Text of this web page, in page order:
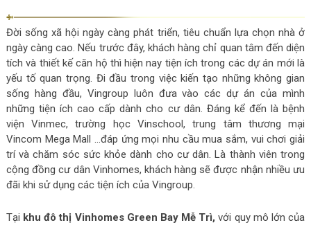
Đời sống xã hội ngày càng phát triển, tiêu chuẩn lựa chọn nhà ở
ngày càng cao. Nếu trước đây, khách hàng chỉ quan tâm đến diện
tích và thiết kế căn hộ thì hiện nay tiện ích trong các dự án mới là
yếu tố quan trọng. Đi đầu trong việc kiến tạo những không gian
sống hàng đầu, Vingroup luôn đưa vào các dự án của mình
những tiện ích cao cấp dành cho cư dân. Đáng kể đến là bệnh
viện Vinmec, trường học Vinschool, trung tâm thương mại
Vincom Mega Mall …đáp ứng mọi nhu cầu mua sắm, vui chơi giải
trí và chăm sóc sức khỏe dành cho cư dân. Là thành viên trong
cộng đồng cư dân Vinhomes, khách hàng sẽ được nhận nhiều ưu
đãi khi sử dụng các tiện ích của Vingroup.
Tại khu đô thị Vinhomes Green Bay Mễ Trì, với quy mô lớn của